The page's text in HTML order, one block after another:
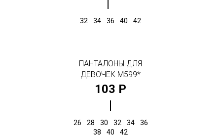
32 34 36 40 42
ПАНТАЛОНЫ ДЛЯ
ДЕВОЧЕК М599*
103 Р
26 28 30 32 34
36
38
40 42